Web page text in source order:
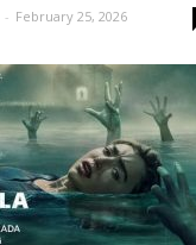
- February 25, 2026